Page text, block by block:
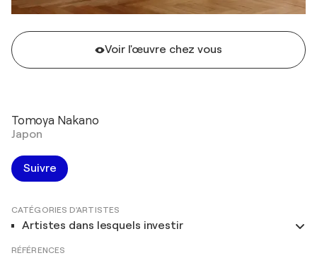
Voir l'œuvre chez vous
Tomoya Nakano
Japon
Suivre
CATÉGORIES D'ARTISTES
Artistes dans lesquels investir
RÉFÉRENCES